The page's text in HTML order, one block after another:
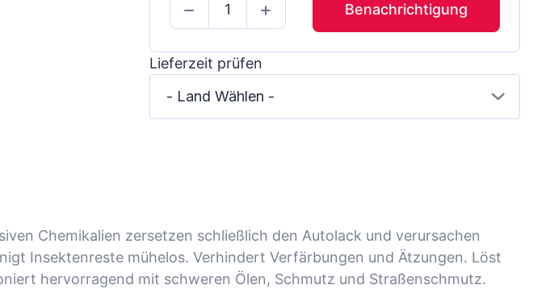
Benachrichtigung
Lieferzeit prüfen
- Land Wählen -
Chemikalien zersetzen schließlich den Autolack und verursachen
Insektenreste mühelos. Verhindert Verfärbungen und Ätzungen. Löst
hervorragend mit schweren Ölen, Schmutz und Straßenschmutz.